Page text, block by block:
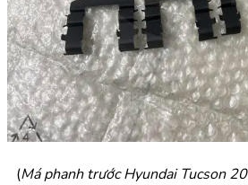
(Má phanh trước Hyundai Tucson